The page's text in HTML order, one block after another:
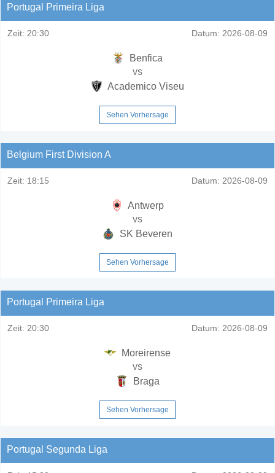
Portugal Primeira Liga
Zeit: 20:30 Datum: 2026-08-09
Benfica
vs
Academico Viseu
Sehen Vorhersage
Belgium First Division A
Zeit: 18:15 Datum: 2026-08-09
Antwerp
vs
SK Beveren
Sehen Vorhersage
Portugal Primeira Liga
Zeit: 20:30 Datum: 2026-08-09
Moreirense
vs
Braga
Sehen Vorhersage
Portugal Segunda Liga